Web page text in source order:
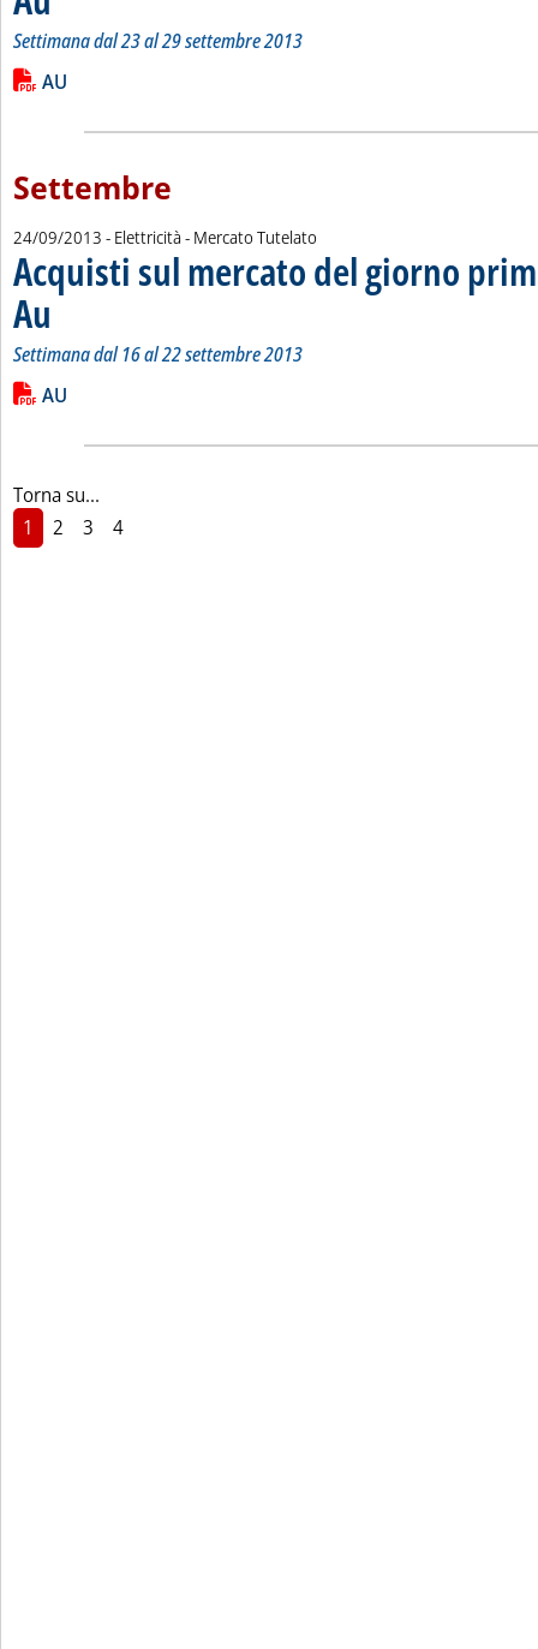
Settimana dal 23 al 29 settembre 2013
Leggi tutta la notizia: 'Acquisti sul mercato del giorno prima
Lista allegati PDF alla notizia
AU
Settembre
24/09/2013 - Elettricità - Mercato Tutelato
Acquisti sul mercato del giorno
Au . Sottotitolo: Settimana dal 16 al 22 settembre 2013
. Pubblicata martedì 24 settembre 2013 alle 15.14.
Settimana dal 16 al 22 settembre 2013
Leggi tutta la notizia: 'Acquisti sul mercato del giorno prima
Lista allegati PDF alla notizia
AU
Torna su...
1
2 3 4